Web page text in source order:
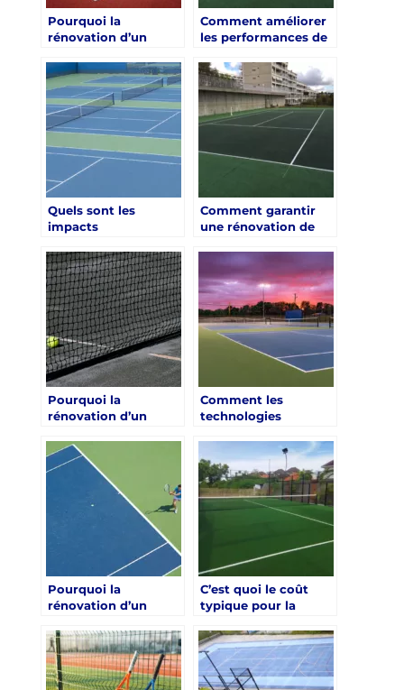
Pourquoi la
rénovation d’un
Paris devrait-elle
envisager des
changements
climatiques futurs ?
Comment améliorer
les performances de
rénovation d’un
court de tennis à
Paris ?
Quels sont les
impacts
de la rénovation d’un
court de tennis à
Paris ?
Comment garantir
une rénovation de
Pourquoi la
rénovation d’un
Paris est-elle
importante pour les
clubs locaux ?
Comment les
technologies
elles améliorer
l’efficacité
énergétique lors de
la rénovation d’un
court de tennis à
Pourquoi la
rénovation d’un
Paris devrait-elle
inclure un plan de
gestion des déchets
?
C’est quoi le coût
typique pour la
court de tennis à
Paris ?